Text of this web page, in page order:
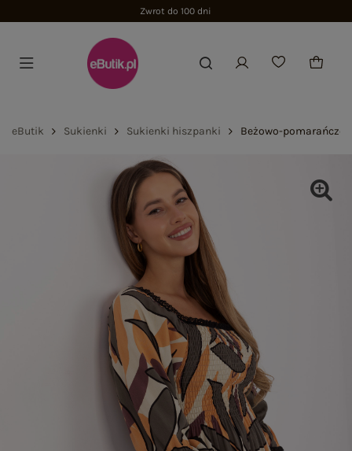
Zwrot do 100 dni
eButik Sukienki Sukienki hiszpanki Beżowo-